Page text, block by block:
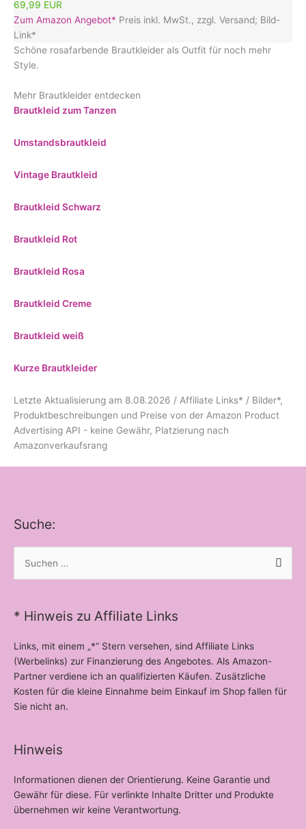
69,99 EUR
Zum Amazon Angebot* Preis inkl. MwSt., zzgl. Versand; Bild-
Link*
Schöne rosafarbende Brautkleider als Outfit für noch mehr
Style.
Mehr Brautkleider entdecken
Brautkleid zum Tanzen
Umstandsbrautkleid
Vintage Brautkleid
Brautkleid Schwarz
Brautkleid Rot
Brautkleid Rosa
Brautkleid Creme
Brautkleid weiß
Kurze Brautkleider
Letzte Aktualisierung am 8.08.2026 / Affiliate Links* / Bilder*,
Produktbeschreibungen und Preise von der Amazon Product
Advertising API - keine Gewähr, Platzierung nach
Amazonverkaufsrang
Suche:
nach:
* Hinweis zu Affiliate Links
Links, mit einem „*“ Stern versehen, sind Affiliate Links
(Werbelinks) zur Finanzierung des Angebotes. Als Amazon-
Partner verdiene ich an qualifizierten Käufen. Zusätzliche
Kosten für die kleine Einnahme beim Einkauf im Shop fallen für
Sie nicht an.
Hinweis
Informationen dienen der Orientierung. Keine Garantie und
Gewähr für diese. Für verlinkte Inhalte Dritter und Produkte
übernehmen wir keine Verantwortung.